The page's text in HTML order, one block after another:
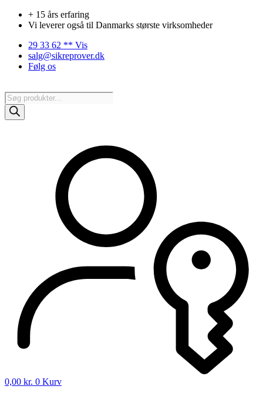
Videre+ 15 års erfaring
Vi leverer også til Danmarks største virksomheder
29 33 62 ** Vis
salg@sikreprover.dk
Følg os
Products
search
0,00 kr. 0 Kurv